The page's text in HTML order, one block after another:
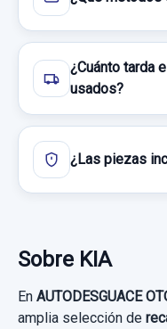
Ref:937301
21,48 €
Sin IVA, gastos de
MANGUETA
5 TORNILLOS CON
Ref:937411
MANDO
MANDO
KIA XCEED TECH
PARASOL
¿Cuánto tarda
usados?
¿Las piezas
Sobre KIA
En AUTODESGUACE
amplia selección de